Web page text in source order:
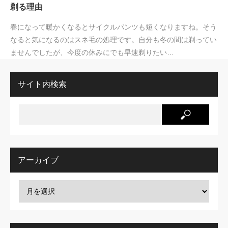
剃る理由
春になって暖かくなるとサイクルパンツも短くなりますね。そう
なると気になるのはスネ毛の処理です。自分も冬の間は剃ってい
ませんでしたが、今度の休みにでも早速剃りたい…
サイト内検索
アーカイブ